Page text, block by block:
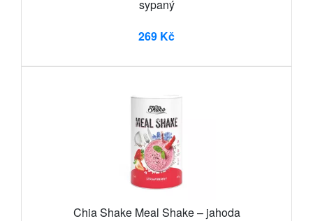
sypaný
269 Kč
Chia Shake Meal Shake – jahoda